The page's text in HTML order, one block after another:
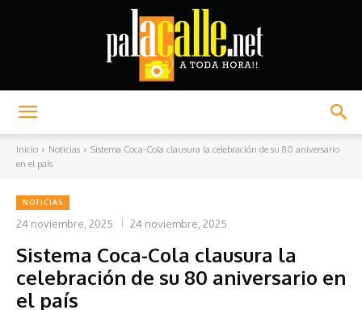
Inicio Noticias
Sistema Coca-Cola clausura la celebración de su 80 aniversario
en el país
NOTICIAS
24 noviembre, 2025 24 noviembre, 2025
Sistema Coca-Cola clausura la
celebración de su 80 aniversario en
el país